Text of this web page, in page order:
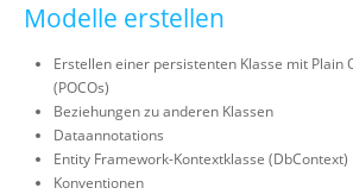
Modelle erstellen
Erstellen einer persistenten Klasse mit Plain
(POCOs)
Beziehungen zu anderen Klassen
Dataannotations
Entity Framework-Kontextklasse (DbContext)
Konventionen